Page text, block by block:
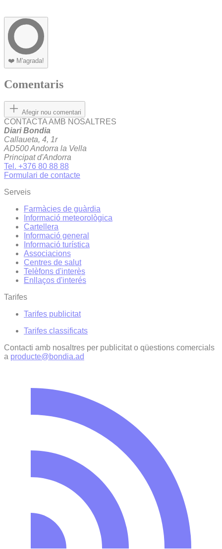
❤️ M'agrada!
Comentaris
Afegir nou comentari
CONTACTA AMB NOSALTRES
Diari Bondia
Callaueta, 4, 1r
AD500 Andorra la Vella
Principat d'Andorra
Tel. +376 80 88 88
Formulari de contacte
Serveis
Farmàcies de guàrdia
Informació meteorològica
Cartellera
Informació general
Informació turística
Associacions
Centres de salut
Telèfons d'interès
Enllaços d'interés
Tarifes
Tarifes publicitat
Tarifes classificats
Contacti amb nosaltres per publicitat o qüestions comercials
a producte@bondia.ad